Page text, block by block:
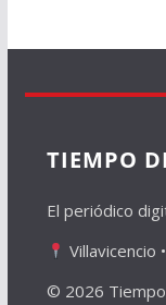
TIEMPO
El periódico
Villavicencio
© 2026